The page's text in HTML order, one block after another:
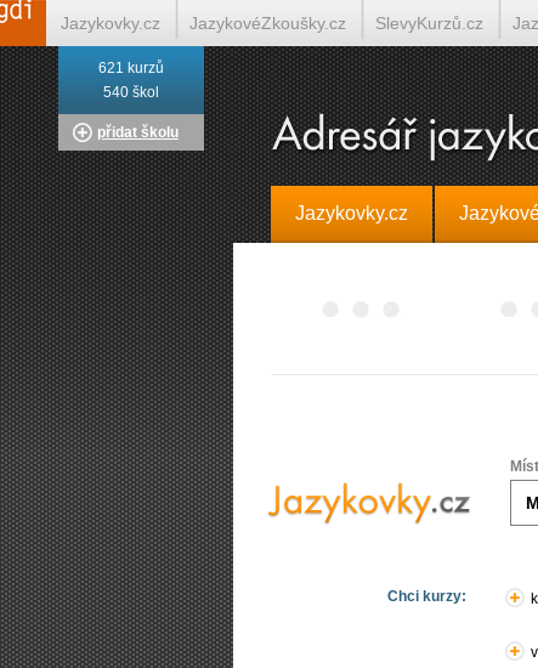
Jazykovky.cz
Chci kurzy:
621 kurzů
540 škol
přidat školu
Jazykovky.cz JazykovéZkoušky.cz SlevyKurzů.cz
Italština on-line Tlumočení-Překlady.cz Překládá.cz